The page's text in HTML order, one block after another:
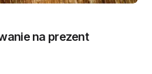
na prezent